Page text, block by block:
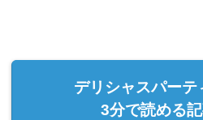
デリシャスパーテ
3分で読める